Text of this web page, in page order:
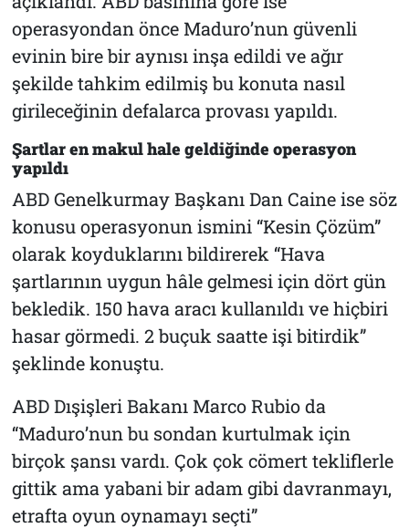
operasyondan önce Maduro’nun güvenli
evinin bire bir aynısı inşa edildi ve ağır
şekilde tahkim edilmiş bu konuta nasıl
girileceğinin defalarca provası yapıldı.
Şartlar en makul hale geldiğinde operasyon
yapıldı
ABD Genelkurmay Başkanı Dan Caine ise söz
konusu operasyonun ismini “Kesin Çözüm”
olarak koyduklarını bildirerek “Hava
şartlarının uygun hâle gelmesi için dört gün
bekledik. 150 hava aracı kullanıldı ve hiçbiri
hasar görmedi. 2 buçuk saatte işi bitirdik”
şeklinde konuştu.
ABD Dışişleri Bakanı Marco Rubio da
“Maduro’nun bu sondan kurtulmak için
birçok şansı vardı. Çok çok cömert tekliflerle
gittik ama yabani bir adam gibi davranmayı,
etrafta oyun oynamayı seçti”